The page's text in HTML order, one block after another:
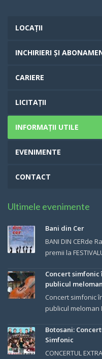
LOCAȚII
INCHIRIERI ȘI
CARIERE
LICITAȚII
INFORMAȚII UTILE
EVENIMENTE
CONTACT
Ultimele evenimente
Bani din Cer
BANI DIN CERde
premii la
Concert
publicul meloman
Concert simfonic
publicul meloman
Botosani:
Simfonic
CONCERTUL